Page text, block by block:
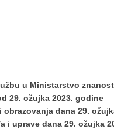
u Ministarstvo
29. ožujka 2023. godine
dana 29.
i uprave dana 29. ožujka